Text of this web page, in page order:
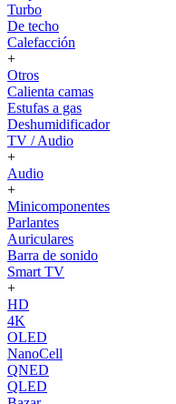
Turbo
De techo
Calefacción
+
Otros
Calienta camas
Estufas a gas
Deshumidificador
TV / Audio
+
Audio
+
Minicomponentes
Parlantes
Auriculares
Barra de sonido
Smart TV
+
HD
4K
OLED
NanoCell
QNED
QLED